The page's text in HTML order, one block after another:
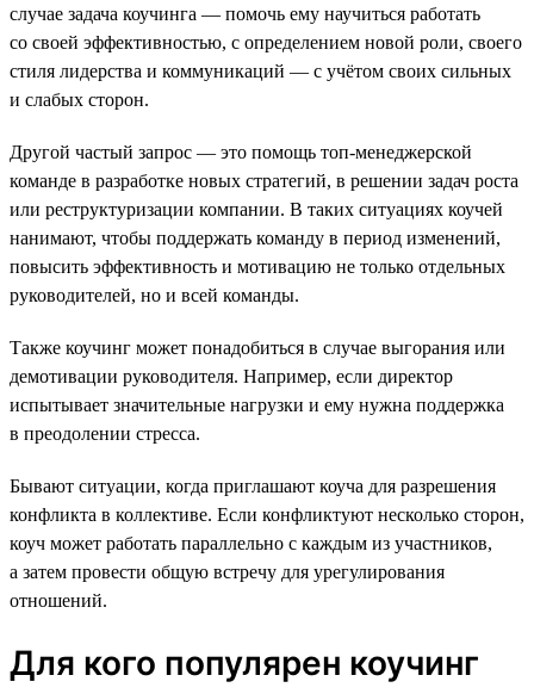
случае задача коучинга — помочь ему научиться работать
со своей эффективностью, с определением новой роли, своего
стиля лидерства и коммуникаций — с учётом своих сильных
и слабых сторон.
Другой частый запрос — это помощь топ-менеджерской
команде в разработке новых стратегий, в решении задач роста
или реструктуризации компании. В таких ситуациях коучей
нанимают, чтобы поддержать команду в период изменений,
повысить эффективность и мотивацию не только отдельных
руководителей, но и всей команды.
Также коучинг может понадобиться в случае выгорания или
демотивации руководителя. Например, если директор
испытывает значительные нагрузки и ему нужна поддержка
в преодолении стресса.
Бывают ситуации, когда приглашают коуча для разрешения
конфликта в коллективе. Если конфликтуют несколько сторон,
коуч может работать параллельно с каждым из участников,
а затем провести общую встречу для урегулирования
отношений.
Для кого популярен коучинг